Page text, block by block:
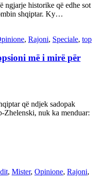
ngjarje historike që edhe sot
shqiptar. Ky…
, Rajoni, Speciale, top
më i mirë për
që ndjek sadopak
Zhelenski, nuk ka menduar:
, Mister, Opinione, Rajoni,